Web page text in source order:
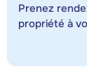
Prenez
propriété à